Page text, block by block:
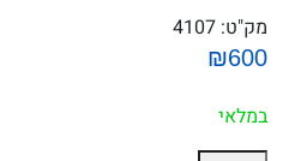
מק"ט: 4107
₪600
במלאי